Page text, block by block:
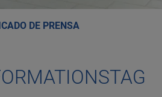
DE PRENSA